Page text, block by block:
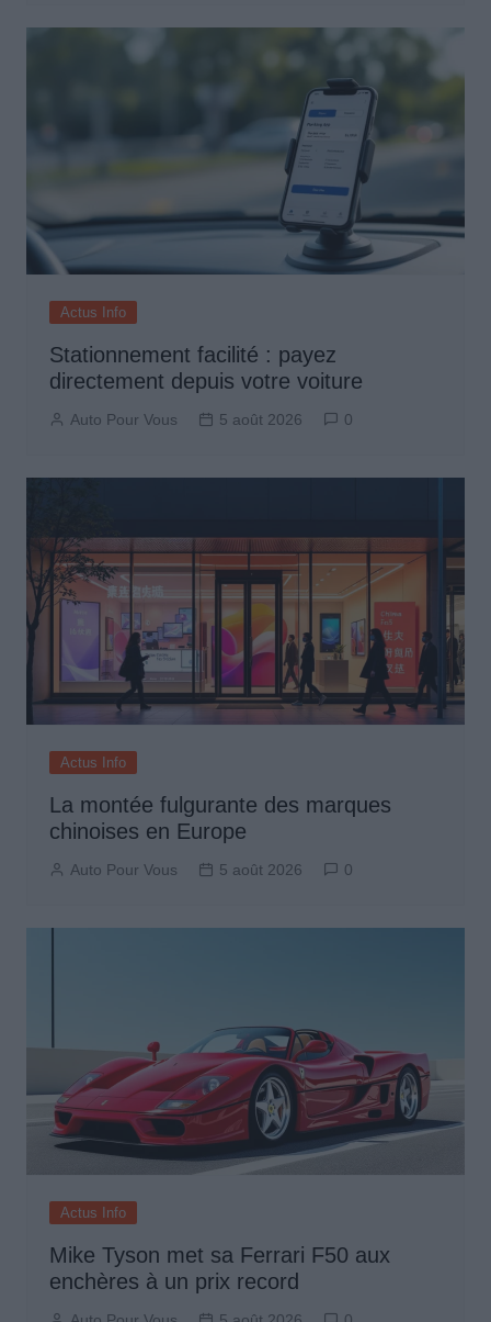
Actus Info
Stationnement facilité : payez
directement depuis votre voiture
Auto Pour Vous 5 août 2026 0
Actus Info
La montée fulgurante des marques
chinoises en Europe
Auto Pour Vous 5 août 2026 0
Actus Info
Mike Tyson met sa Ferrari F50 aux
enchères à un prix record